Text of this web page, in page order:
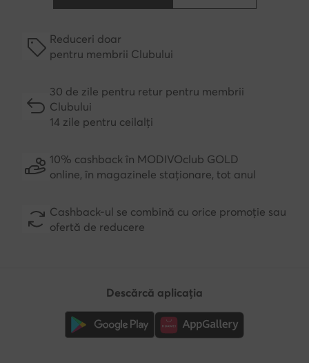
Reduceri doar
pentru membrii Clubului
30 de zile pentru retur pentru membrii
Clubului
14 zile pentru ceilalți
10% cashback în MODIVOclub GOLD
online, în magazinele staționare, tot anul
Cashback-ul se combină cu orice promoție sau
ofertă de reducere
Descărcă aplicația